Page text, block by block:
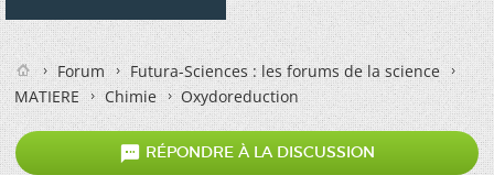
Forum
Futura-Sciences : les forums de la science
MATIERE
Chimie Oxydoreduction
 RÉPONDRE À LA DISCUSSION